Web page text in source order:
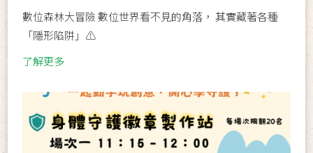
數位森林大冒險 數位世界看不見的角落， 其實藏著各種
「隱形陷阱」⚠️
了解更多